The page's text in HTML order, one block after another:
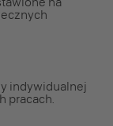
indywidualnej
pracach.